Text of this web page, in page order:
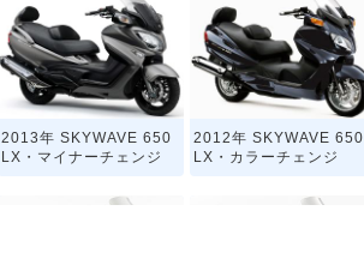
2013年 SKYWAVE 650
LX・マイナーチェンジ
2012年 SKYWAVE 650
LX・カラーチェンジ